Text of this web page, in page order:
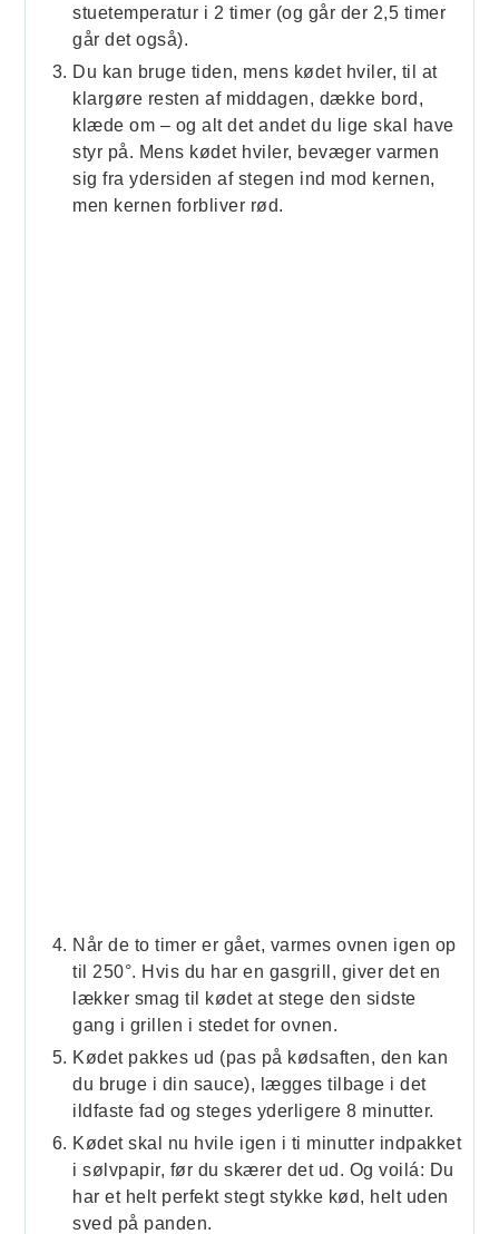
stuetemperatur i 2 timer (og går der 2,5 timer
går det også).
Du kan bruge tiden, mens kødet hviler, til at
klargøre resten af middagen, dække bord,
klæde om – og alt det andet du lige skal have
styr på. Mens kødet hviler, bevæger varmen
sig fra ydersiden af stegen ind mod kernen,
men kernen forbliver rød.
Når de to timer er gået, varmes ovnen igen op
til 250°. Hvis du har en gasgrill, giver det en
lækker smag til kødet at stege den sidste
gang i grillen i stedet for ovnen.
Kødet pakkes ud (pas på kødsaften, den kan
du bruge i din sauce), lægges tilbage i det
ildfaste fad og steges yderligere 8 minutter.
Kødet skal nu hvile igen i ti minutter indpakket
i sølvpapir, før du skærer det ud. Og voilá: Du
har et helt perfekt stegt stykke kød, helt uden
sved på panden.